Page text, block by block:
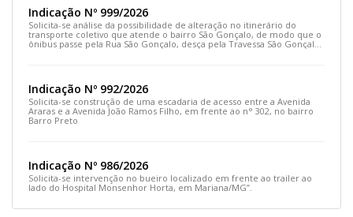
Indicação Nº 999/2026
Solicita-se análise da possibilidade de alteração no itinerário do
transporte coletivo que atende o bairro São Gonçalo, de modo que o
ônibus passe pela Rua São Gonçalo, desça pela Travessa São Gonçalo
Indicação Nº 992/2026
Solicita-se construção de uma escadaria de acesso entre a Avenida
Araras e a Avenida João Ramos Filho, em frente ao n° 302, no bairro
Barro Preto
Indicação Nº 986/2026
Solicita-se intervenção no bueiro localizado em frente ao trailer ao
lado do Hospital Monsenhor Horta, em Mariana/MG”.